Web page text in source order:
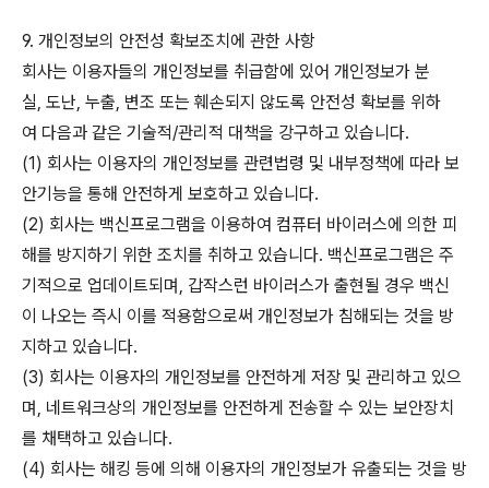
9. 개인정보의 안전성 확보조치에 관한 사항
회사는 이용자들의 개인정보를 취급함에 있어 개인정보가 분
실, 도난, 누출, 변조 또는 훼손되지 않도록 안전성 확보를 위하
여 다음과 같은 기술적/관리적 대책을 강구하고 있습니다.
(1) 회사는 이용자의 개인정보를 관련법령 및 내부정책에 따라 보
안기능을 통해 안전하게 보호하고 있습니다.
(2) 회사는 백신프로그램을 이용하여 컴퓨터 바이러스에 의한 피
해를 방지하기 위한 조치를 취하고 있습니다. 백신프로그램은 주
기적으로 업데이트되며, 갑작스런 바이러스가 출현될 경우 백신
이 나오는 즉시 이를 적용함으로써 개인정보가 침해되는 것을 방
지하고 있습니다.
(3) 회사는 이용자의 개인정보를 안전하게 저장 및 관리하고 있으
며, 네트워크상의 개인정보를 안전하게 전송할 수 있는 보안장치
를 채택하고 있습니다.
(4) 회사는 해킹 등에 의해 이용자의 개인정보가 유출되는 것을 방